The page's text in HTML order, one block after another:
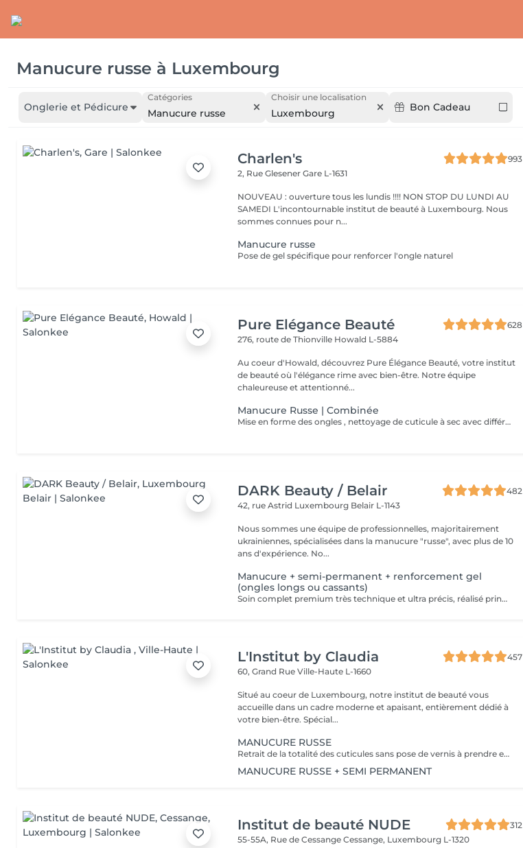
Manucure russe à Luxembourg
Onglerie et Pédicure
Catégories
Manucure russe
Choisir une localisation
Luxembourg Bon Cadeau
Charlen's
993
2, Rue GlesenerGare L-1631
NOUVEAU : ouverture tous les lundis !!!! NON STOP DU LUNDI AU
SAMEDI L'incontournable institut de beauté à Luxembourg. Nous
sommes connues pour n...
Manucure russe
Pose de gel spécifique pour renforcer l'ongle naturel
Pure Elégance Beauté
628
276, route de Thionville Howald L-5884
Au coeur d'Howald, découvrez Pure Élégance Beauté, votre institut
de beauté où l'élégance rime avec bien-être. Notre équipe
chaleureuse et attentionné...
Manucure Russe | Combinée
Mise en forme des ongles , nettoyage de cuticule à sec avec différentes mèches de ponceuse. Crème pour les mains
DARK Beauty / Belair
482
42, rue Astrid Luxembourg Belair L-1143
Nous sommes une équipe de professionnelles, majoritairement
ukrainiennes, spécialisées dans la manucure "russe", avec plus de 10
ans d'expérience. No...
Manucure + semi-permanent + renforcement gel
(ongles longs ou cassants)
Soin complet premium très technique et ultra précis, réalisé principalement à la ponceuse afin d'obtenir un contour d'ongle parfaitement net et une application du vernis au plus près, voire légèrement sous la cuticule. Cette technique permet de retarder visuellement la repousse d'environ 10 jours. Résultat visuel : -Ongles extrêmement soignés, contours nets, forme impeccable -Effet Instagram / photo studio : propre, précis, sans petites peaux apparentes Nous incluons un renforcement en gel, fortement conseillé pour les ongles longs, fragiles ou cassants. Une solution idéale pour des ongles impeccables et durables : -Tenue moyenne : Jusqu'à 4 semaines !!!! Contenu de la prestation -> 95 € : -Dépose de l'ancien vernis semi-permanent et/ou gel (si nécessaire, déjà incluse dans ce prix/service) -Préparation très minutieuse de la plaque de l'ongle -Élimination des peaux mortes -Mise en forme et limage des ongles -Traitement délicat des cuticules -Renforcement en gel -Correction de la forme naturelle des ongles (optionnel, réservez svp "AVEC décoration simple" dans ce cas) -Application du vernis semi-permanent -Application d'huile pour cuticules et de crème pour les mains Optionnel : -Prix par ongle pour extension jusqu'à 5 ongles (réservez svp "AVEC décoration simple" dans ce cas) +3€ par ongle -Prix par ongle pour décoration jusqu'à 5 ongles (réservez svp "AVEC décoration simple" dans ce cas) +3€ par ongle -Prix pour décoration simple (French, Chrome, Baby Boomer, Cat Eyes, Stickers, Foil) 6-10 ongles -> +20€ -Prix pour décoration complexe (3D, Dessins à la mains, Stamping, French avec Chrome, Baby Boomer avec Chrome, French avec Cat Eyes) 6-10 ongles -> +30€
L'Institut by Claudia
457
60, Grand RueVille-Haute L-1660
Situé au coeur de Luxembourg, notre institut de beauté vous
accueille dans un cadre moderne et apaisant, entièrement dédié à
votre bien-être. Spécial...
MANUCURE RUSSE
Retrait de la totalité des cuticules sans pose de vernis à prendre en plus
MANUCURE RUSSE + SEMI PERMANENT
Institut de beauté NUDE
312
55-55A, Rue de CessangeCessange, Luxembourg L-1320